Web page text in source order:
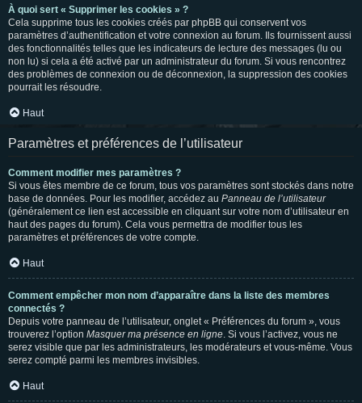
À quoi sert « Supprimer les cookies » ?
Cela supprime tous les cookies créés par phpBB qui conservent vos
paramètres d’authentification et votre connexion au forum. Ils fournissent aussi
des fonctionnalités telles que les indicateurs de lecture des messages (lu ou
non lu) si cela a été activé par un administrateur du forum. Si vous rencontrez
des problèmes de connexion ou de déconnexion, la suppression des cookies
pourrait les résoudre.
Haut
Paramètres et préférences de l’utilisateur
Comment modifier mes paramètres ?
Si vous êtes membre de ce forum, tous vos paramètres sont stockés dans notre
base de données. Pour les modifier, accédez au Panneau de l’utilisateur
(généralement ce lien est accessible en cliquant sur votre nom d’utilisateur en
haut des pages du forum). Cela vous permettra de modifier tous les
paramètres et préférences de votre compte.
Haut
Comment empêcher mon nom d’apparaître dans la liste des membres
connectés ?
Depuis votre panneau de l’utilisateur, onglet « Préférences du forum », vous
trouverez l’option Masquer ma présence en ligne. Si vous l’activez, vous ne
serez visible que par les administrateurs, les modérateurs et vous-même. Vous
serez compté parmi les membres invisibles.
Haut